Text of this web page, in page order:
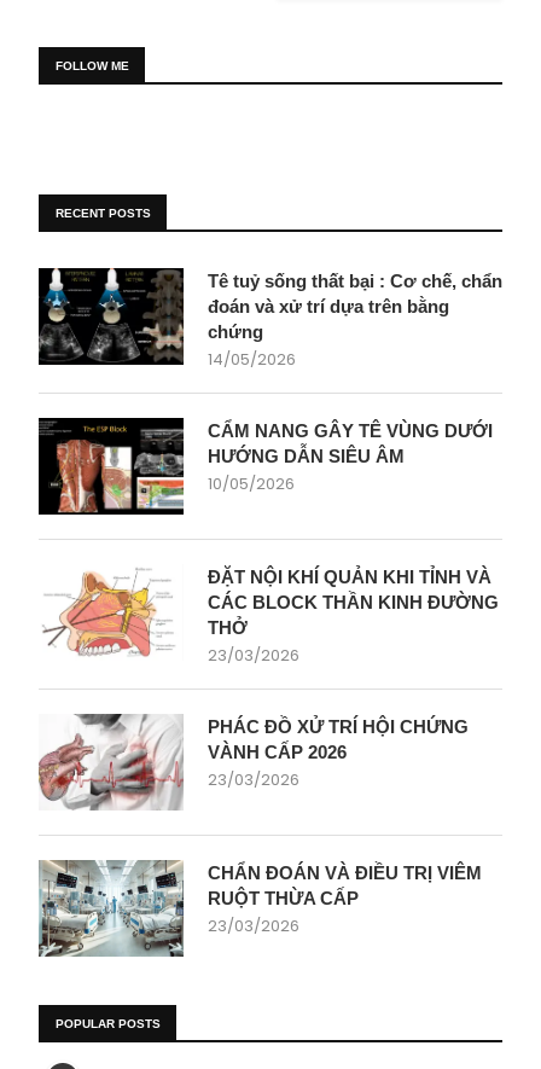
FOLLOW ME
RECENT POSTS
Tê tuỷ sống thất bại : Cơ chế, chẩn
đoán và xử trí dựa trên bằng
chứng
14/05/2026
CẨM NANG GÂY TÊ VÙNG DƯỚI
HƯỚNG DẪN SIÊU ÂM
10/05/2026
ĐẶT NỘI KHÍ QUẢN KHI TỈNH VÀ
CÁC BLOCK THẦN KINH ĐƯỜNG
THỞ
23/03/2026
PHÁC ĐỒ XỬ TRÍ HỘI CHỨNG
VÀNH CẤP 2026
23/03/2026
CHẨN ĐOÁN VÀ ĐIỀU TRỊ VIÊM
RUỘT THỪA CẤP
23/03/2026
POPULAR POSTS